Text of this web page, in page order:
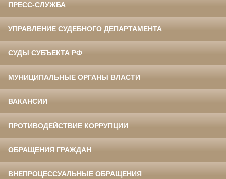
ПРЕСС-СЛУЖБА
УПРАВЛЕНИЕ СУДЕБНОГО ДЕПАРТАМЕНТА
СУДЫ СУБЪЕКТА РФ
МУНИЦИПАЛЬНЫЕ ОРГАНЫ ВЛАСТИ
ВАКАНСИИ
ПРОТИВОДЕЙСТВИЕ КОРРУПЦИИ
ОБРАЩЕНИЯ ГРАЖДАН
ВНЕПРОЦЕССУАЛЬНЫЕ ОБРАЩЕНИЯ